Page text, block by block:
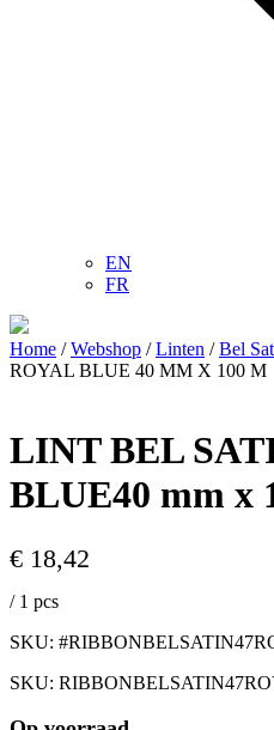
EN
FR
Home /Webshop /Linten /Bel
ROYAL BLUE 40 MM X 100 M
LINT BEL
BLUE40 mm x
€ 18,42
/ 1 pcs
SKU:
SKU: